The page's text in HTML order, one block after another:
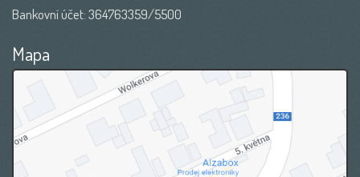
Bankovní účet: 364763359/5500
Mapa